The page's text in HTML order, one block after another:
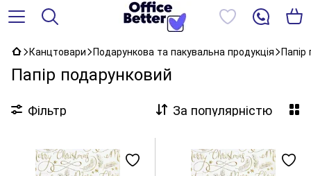
Канцтовари Подарункова та пакувальна продукція Папір
Папір подарунковий
Фільтр За популярністю